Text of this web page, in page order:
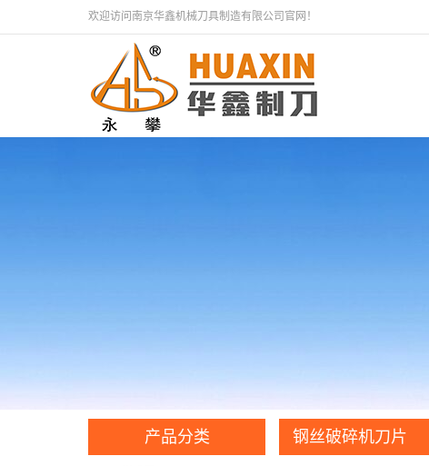
欢迎访问南京华鑫机械刀具制造有限公司官网！
产品分类 钢丝破碎机刀片